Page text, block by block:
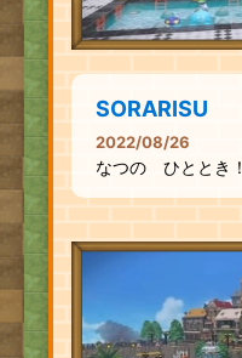
SORARISU
2022/08/26
なつの ひととき！